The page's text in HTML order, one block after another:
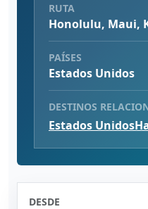
RUTA
Honolulu, Maui,
PAÍSES
Estados Unidos
DESTINOS
Estados Unidos
DESDE